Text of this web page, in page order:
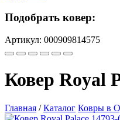
Подобрать ковер:
Артикул: 000909814575
Ковер Royal
Главная / Каталог Ковры в